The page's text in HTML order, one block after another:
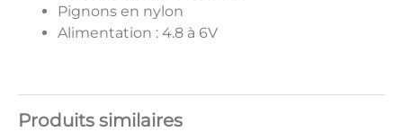
Pignons en nylon
Alimentation : 4.8 à 6V
Produits similaires